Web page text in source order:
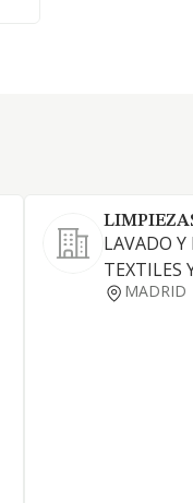
LAVADO
TEXTILES
MADRID